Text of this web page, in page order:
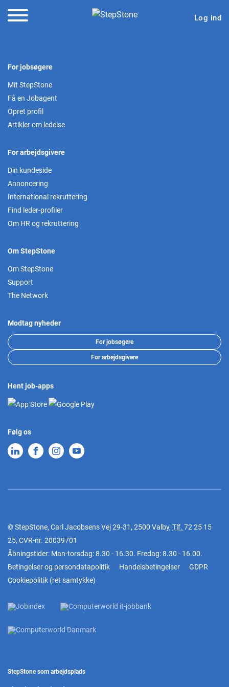
Log ind
For jobsøgere
Mit StepStone
Få en Jobagent
Opret profil
Artikler om ledelse
For arbejdsgivere
Din kundeside
Annoncering
International rekruttering
Find leder-profiler
Om HR og rekruttering
Om StepStone
Om StepStone
Support
The Network
Modtag nyheder
For jobsøgere
For arbejdsgivere
Hent job-apps
Følg os
© StepStone, Carl Jacobsens Vej 29-31, 2500 Valby, Tlf. 72 25 15
25, CVR-nr. 20039701
Åbningstider: Man-torsdag: 8.30 - 16.30. Fredag: 8.30 - 16.00.
Betingelser og persondatapolitik
Handelsbetingelser
GDPR
Cookiepolitik (ret samtykke)
StepStone som arbejdsplads